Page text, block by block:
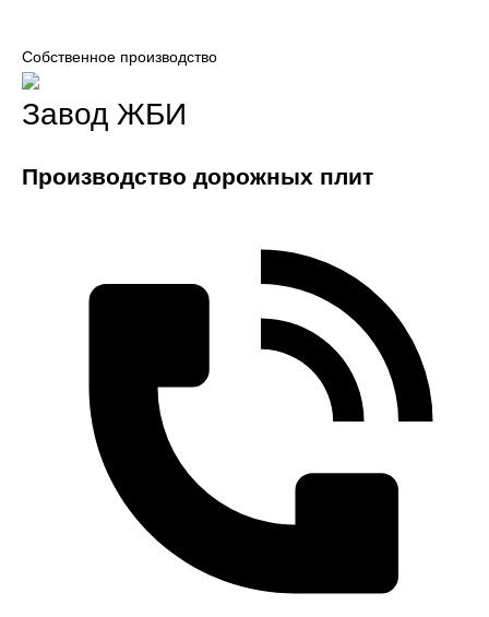
Собственное производство
Завод ЖБИ
Производство дорожных плит